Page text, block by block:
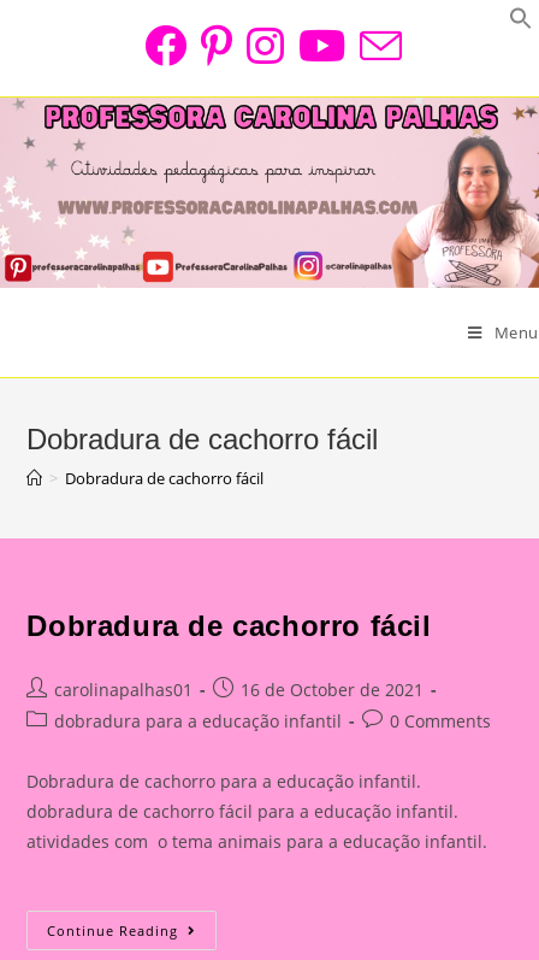
Menu
Dobradura de cachorro fácil
> Dobradura de cachorro fácil
Dobradura de cachorro fácil
Post
author:
carolinapalhas01
Post
published:
16 de October de 2021
Postdobradura para a educação infantil
Post0 Comments
Dobradura de cachorro para a educação infantil.
dobradura de cachorro fácil para a educação infantil.
atividades com o tema animais para a educação infantil.
Continue Reading Dobradura
De